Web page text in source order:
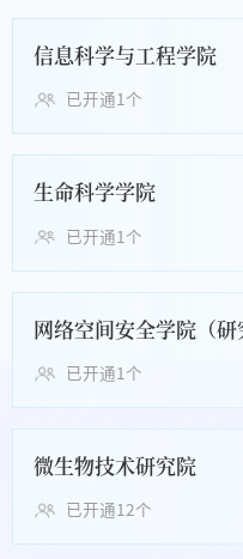
信息科学与工程学院
已开通1个
生命科学学院
已开通1个
网络空间安全学院（研
已开通1个
微生物技术研究院
已开通12个